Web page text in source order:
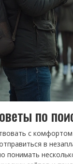
по
с
в
понимать